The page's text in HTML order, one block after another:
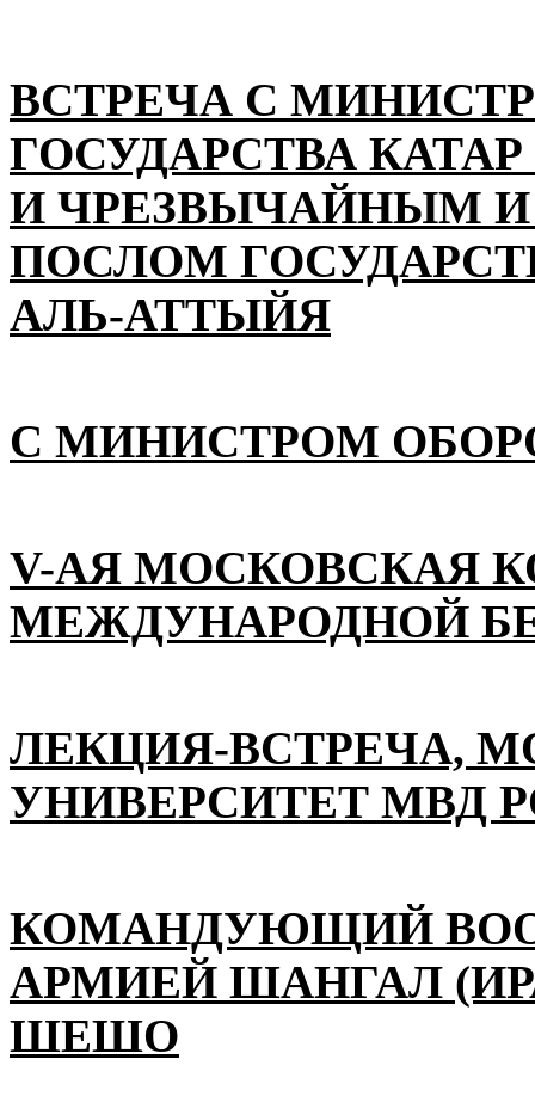
ВСТРЕЧА С
ГОСУДАРСТВА
И ЧРЕЗВЫЧАЙНЫМ
ПОСЛОМ
АЛЬ-АТТЫЙЯ
С МИНИСТРОМ
V-АЯ МОСКОВСКАЯ
МЕЖДУНАРОДНОЙ
ЛЕКЦИЯ-ВСТРЕЧА,
УНИВЕРСИТЕТ МВД
КОМАНДУЮЩИЙ
АРМИЕЙ ШАНГАЛ
ШЕШО